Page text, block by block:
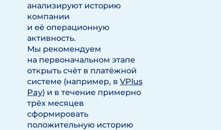
анализируют историю
компании
и её операционную
активность.
Мы рекомендуем
на первоначальном этапе
открыть счёт в платёжной
системе (например, в VPlus
Pay) и в течение примерно
трёх месяцев
сформировать
положительную историю